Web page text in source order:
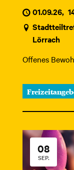
01.09.26,
Lörrach
Offenes
08
SEP.